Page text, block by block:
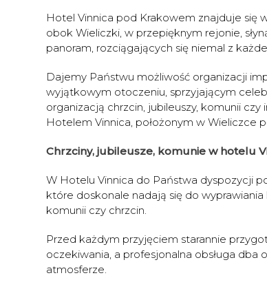
Hotel Vinnica pod Krakowem znajduje się
obok Wieliczki, w przepięknym rejonie,
panoram, rozciągających się niemal z
Dajemy Państwu możliwość organizacji
wyjątkowym otoczeniu, sprzyjającym
organizacją chrzcin, jubileuszy, komunii
Hotelem Vinnica, położonym w Wieliczce
Chrzciny, jubileusze, komunie w hotelu
W Hotelu Vinnica do Państwa dyspozycji
które doskonale nadają się do
komunii czy chrzcin.
Przed każdym przyjęciem starannie
oczekiwania, a profesjonalna obsługa dba
atmosferze.